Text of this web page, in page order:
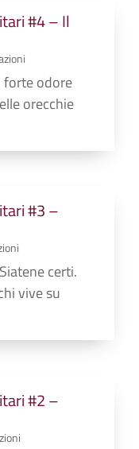
#4 – Il
forte odore
orecchie
#3 –
certi.
vive su
#2 –